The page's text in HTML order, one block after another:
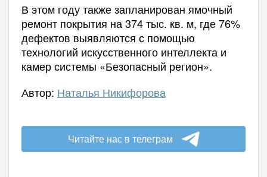
В этом году также запланирован ямочный
ремонт покрытия на 374 тыс. кв. м, где 76%
дефектов выявляются с помощью
технологий искусственного интеллекта и
камер системы «Безопасный регион».
Автор: Наталья Никифорова
Читайте нас в телеграм